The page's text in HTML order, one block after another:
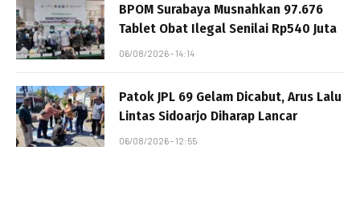
BPOM Surabaya Musnahkan 97.676
Tablet Obat Ilegal Senilai Rp540 Juta
06/08/2026 - 14:14
Patok JPL 69 Gelam Dicabut, Arus Lalu
Lintas Sidoarjo Diharap Lancar
06/08/2026 - 12:55